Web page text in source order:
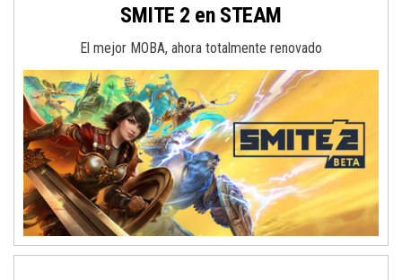
SMITE 2 en STEAM
El mejor MOBA, ahora totalmente renovado